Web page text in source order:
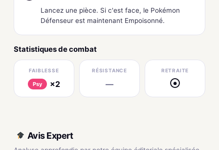
Lancez une pièce. Si c'est face, le Pokémon
Défenseur est maintenant Empoisonné.
Statistiques de combat
FAIBLESSE
Psy ×2
RÉSISTANCE
—
RETRAITE
●
Avis Expert